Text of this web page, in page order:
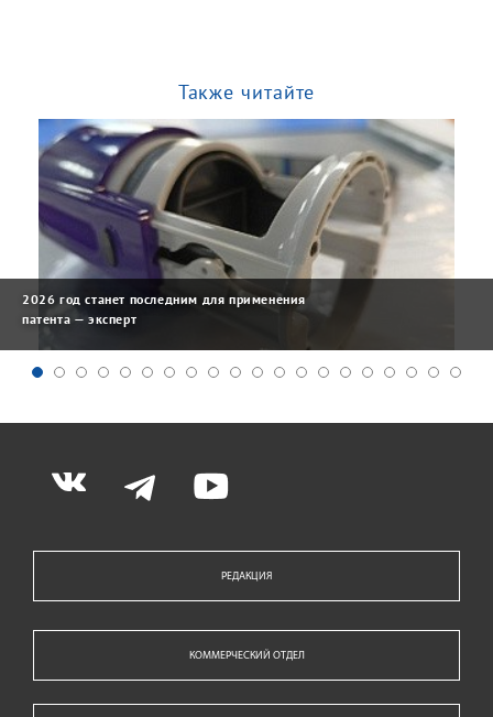
Также читайте
2026 год станет последним для применения
патента — эксперт
РЕДАКЦИЯ
КОММЕРЧЕСКИЙ ОТДЕЛ